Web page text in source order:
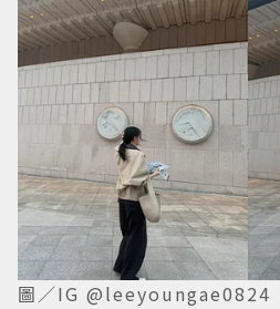
圖／IG @leeyoungae0824